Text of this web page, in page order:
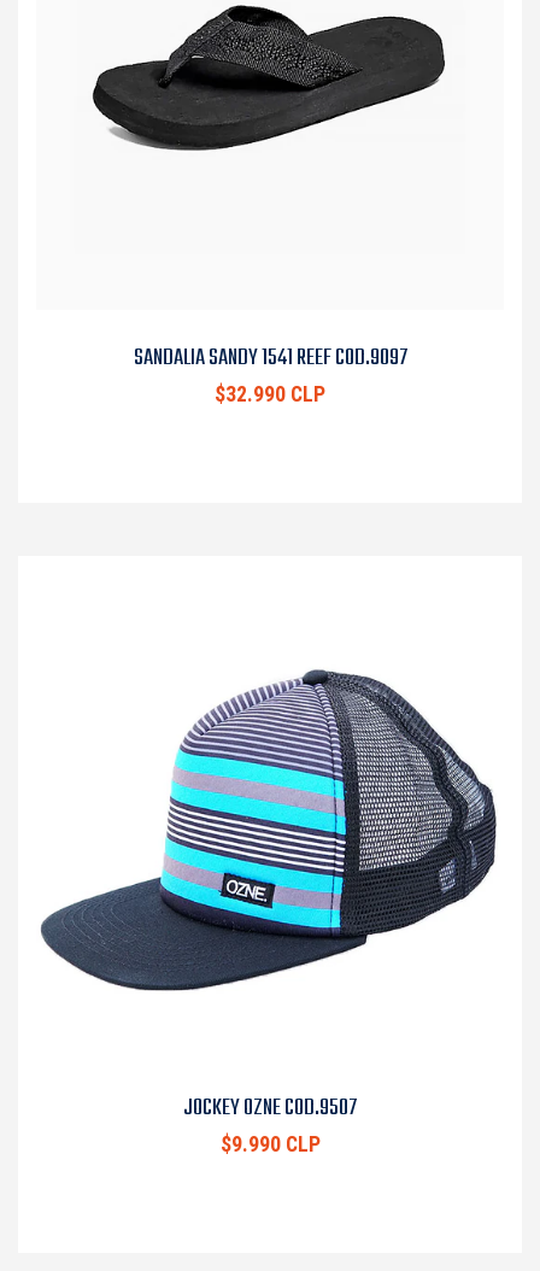
SANDALIA SANDY 1541 REEF COD.9097
$32.990 CLP
JOCKEY OZNE COD.9507
$9.990 CLP